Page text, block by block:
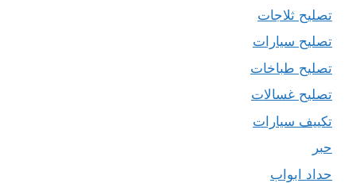
تصليح ثلاجات
تصليح سيارات
تصليح طباخات
تصليح غسالات
تكييف سيارات
حبر
حداد ابواب